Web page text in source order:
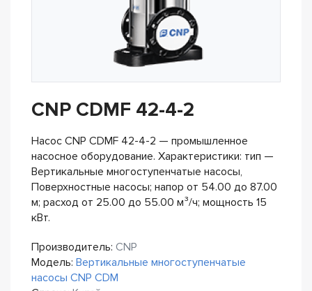
CNP CDMF 42-4-2
Насос CNP CDMF 42-4-2 — промышленное
насосное оборудование. Характеристики: тип —
Вертикальные многоступенчатые насосы,
Поверхностные насосы; напор от 54.00 до 87.00
м; расход от 25.00 до 55.00 м³/ч; мощность 15
кВт.
Производитель: CNP
Модель: Вертикальные многоступенчатые
насосы CNP CDM